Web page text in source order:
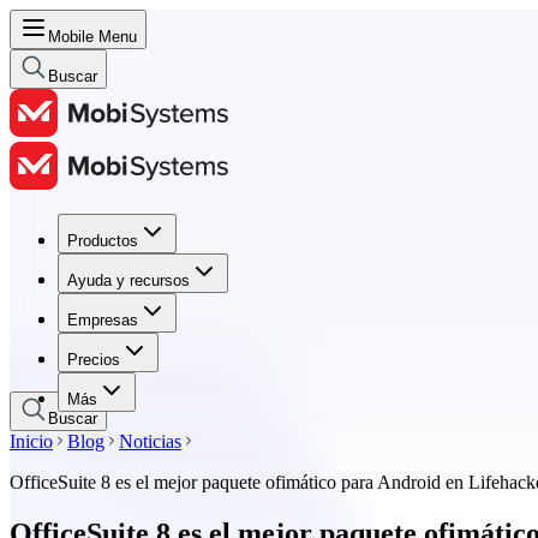
Mobile Menu
Buscar
Productos
Ayuda y recursos
Empresas
Precios
Más
Productos
Ayuda y recursos
Empresas
Precios
Buscar
Inicio Blog
Noticias
OfficeSuite 8 es el mejor paquete ofimático para Android en